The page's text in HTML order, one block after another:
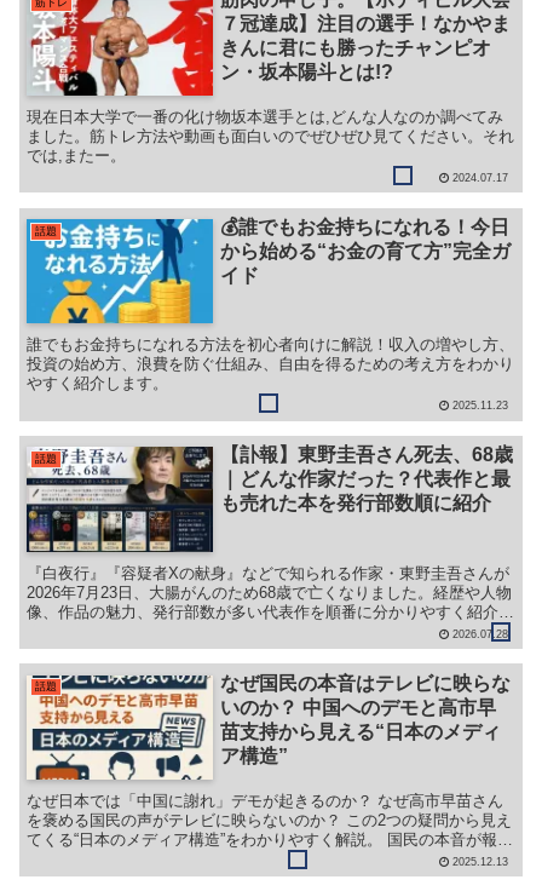
筋トレ
７冠達成】注目の選手！なかやま
きんに君にも勝ったチャンピオ
ン・坂本陽斗とは!?
現在日本大学で一番の化け物坂本選手とは,どんな人なのか調べてみ
ました。筋トレ方法や動画も面白いのでぜひぜひ見てください。それ
では,またー。
2024.07.17
話題
💰誰でもお金持ちになれる！今日
から始める“お金の育て方”完全ガ
イド
誰でもお金持ちになれる方法を初心者向けに解説！収入の増やし方、
投資の始め方、浪費を防ぐ仕組み、自由を得るための考え方をわかり
やすく紹介します。
2025.11.23
話題
【訃報】東野圭吾さん死去、68歳
｜どんな作家だった？代表作と最
も売れた本を発行部数順に紹介
『白夜行』『容疑者Xの献身』などで知られる作家・東野圭吾さんが
2026年7月23日、大腸がんのため68歳で亡くなりました。経歴や人物
像、作品の魅力、発行部数が多い代表作を順番に分かりやすく紹介し
2026.07.28
話題
なぜ国民の本音はテレビに映らな
いのか？ 中国へのデモと高市早
苗支持から見える“日本のメディ
ア構造”
なぜ日本では「中国に謝れ」デモが起きるのか？ なぜ高市早苗さん
を褒める国民の声がテレビに映らないのか？ この2つの疑問から見え
てくる“日本のメディア構造”をわかりやすく解説。 国民の本音が報道
されない理由、テレビの編集方針、世論誘導の仕組みまで初心者にも
理解しやすくまとめたブログ記事です。
2025.12.13